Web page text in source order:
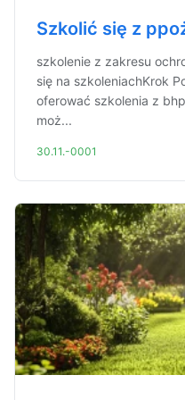
Szkolić się z
szkolenie z zakresu
się na szkoleniachKrok
oferować szkolenia z
moż...
30.11.-0001